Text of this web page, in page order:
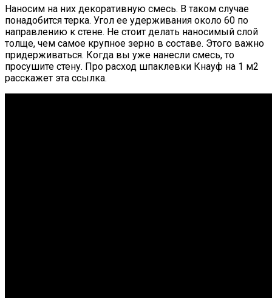
Наносим на них декоративную смесь. В таком случае
понадобится терка. Угол ее удерживания около 60 по
направлению к стене. Не стоит делать наносимый слой
толще, чем самое крупное зерно в составе. Этого важно
придерживаться. Когда вы уже нанесли смесь, то
просушите стену. Про расход шпаклевки Кнауф на 1 м2
расскажет эта ссылка.